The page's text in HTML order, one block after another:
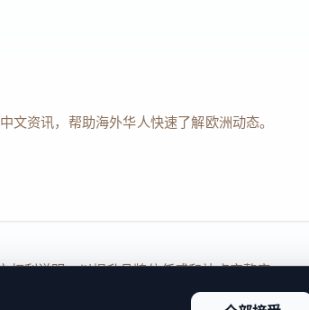
资讯，帮助海外华人快速了解欧洲动态。
权利说明，以提升品牌信任感和站点完整度。